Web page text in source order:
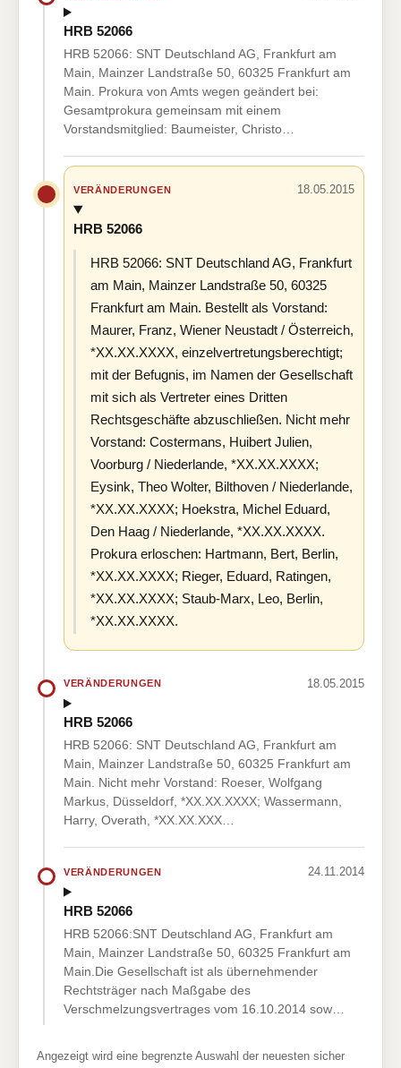
HRB 52066
HRB 52066: SNT Deutschland AG, Frankfurt am
Main, Mainzer Landstraße 50, 60325 Frankfurt am
Main. Prokura von Amts wegen geändert bei:
Gesamtprokura gemeinsam mit einem
Vorstandsmitglied: Baumeister, Christo…
VERÄNDERUNGEN 18.05.2015
HRB 52066
HRB 52066: SNT Deutschland AG, Frankfurt
am Main, Mainzer Landstraße 50, 60325
Frankfurt am Main. Bestellt als Vorstand:
Maurer, Franz, Wiener Neustadt / Österreich,
*XX.XX.XXXX, einzelvertretungsberechtigt;
mit der Befugnis, im Namen der Gesellschaft
mit sich als Vertreter eines Dritten
Rechtsgeschäfte abzuschließen. Nicht mehr
Vorstand: Costermans, Huibert Julien,
Voorburg / Niederlande, *XX.XX.XXXX;
Eysink, Theo Wolter, Bilthoven / Niederlande,
*XX.XX.XXXX; Hoekstra, Michel Eduard,
Den Haag / Niederlande, *XX.XX.XXXX.
Prokura erloschen: Hartmann, Bert, Berlin,
*XX.XX.XXXX; Rieger, Eduard, Ratingen,
*XX.XX.XXXX; Staub-Marx, Leo, Berlin,
*XX.XX.XXXX.
VERÄNDERUNGEN 18.05.2015
HRB 52066
HRB 52066: SNT Deutschland AG, Frankfurt am
Main, Mainzer Landstraße 50, 60325 Frankfurt am
Main. Nicht mehr Vorstand: Roeser, Wolfgang
Markus, Düsseldorf, *XX.XX.XXXX; Wassermann,
Harry, Overath, *XX.XX.XXX…
VERÄNDERUNGEN 24.11.2014
HRB 52066
HRB 52066:SNT Deutschland AG, Frankfurt am
Main, Mainzer Landstraße 50, 60325 Frankfurt am
Main.Die Gesellschaft ist als übernehmender
Rechtsträger nach Maßgabe des
Verschmelzungsvertrages vom 16.10.2014 sow…
Angezeigt wird eine begrenzte Auswahl der neuesten sicher